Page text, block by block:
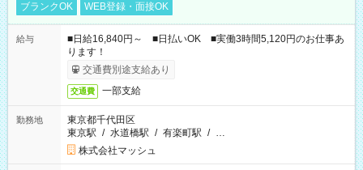
ブランクOK
WEB登録・面接OK
給与
■日給16,840円～ ■日払いOK ■実働3時間5,120円のお仕事あ
ります！
交通費別途支給あり
交通費 一部支給
勤務地
東京都千代田区
東京駅 / 水道橋駅 / 有楽町駅 / …
株式会社マッシュ